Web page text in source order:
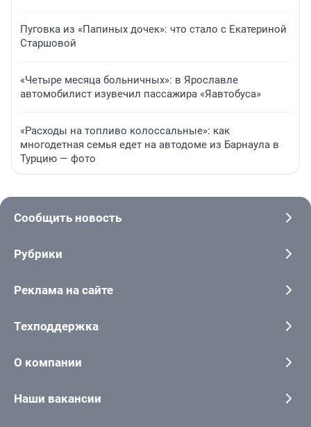
Пуговка из «Папиных дочек»: что стало с Екатериной
Старшовой
«Четыре месяца больничных»: в Ярославле
автомобилист изувечил пассажира «Яавтобуса»
«Расходы на топливо колоссальные»: как
многодетная семья едет на автодоме из Барнаула в
Турцию — фото
Сообщить новость
Рубрики
Реклама на сайте
Техподдержка
О компании
Наши вакансии